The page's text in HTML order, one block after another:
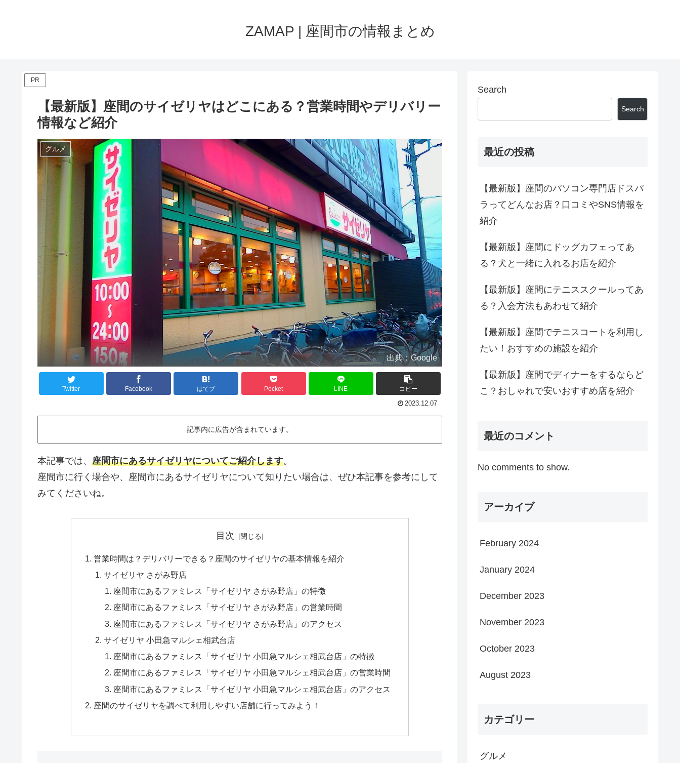
ZAMAP | 座間市の情報まとめ
PR
【最新版】座間のサイゼリヤはどこにある？営業時間やデリバリー
情報など紹介
グルメ
出典：Google
Twitter Facebook はてブ Pocket LINE コピー
2023.12.07
記事内に広告が含まれています。
本記事では、 座間市にあるサイゼリヤについてご紹介します。
座間市に行く場合や、座間市にあるサイゼリヤについて知りたい場合は、ぜひ本記事を参考にして
みてくださいね。
目次
営業時間は？デリバリーできる？座間のサイゼリヤの基本情報を紹介
サイゼリヤ さがみ野店
座間市にあるファミレス「サイゼリヤ さがみ野店」の特徴
座間市にあるファミレス「サイゼリヤ さがみ野店」の営業時間
座間市にあるファミレス「サイゼリヤ さがみ野店」のアクセス
サイゼリヤ 小田急マルシェ相武台店
座間市にあるファミレス「サイゼリヤ 小田急マルシェ相武台店」の特徴
座間市にあるファミレス「サイゼリヤ 小田急マルシェ相武台店」の営業時間
座間市にあるファミレス「サイゼリヤ 小田急マルシェ相武台店」のアクセス
座間のサイゼリヤを調べて利用しやすい店舗に行ってみよう！
Search
Search
最近の投稿
【最新版】座間のパソコン専門店ドスパ
ラってどんなお店？口コミやSNS情報を
紹介
【最新版】座間にドッグカフェってあ
る？犬と一緒に入れるお店を紹介
【最新版】座間にテニススクールってあ
る？入会方法もあわせて紹介
【最新版】座間でテニスコートを利用し
たい！おすすめの施設を紹介
【最新版】座間でディナーをするならど
こ？おしゃれで安いおすすめ店を紹介
最近のコメント
No comments to show.
アーカイブ
February 2024
January 2024
December 2023
November 2023
October 2023
August 2023
カテゴリー
グルメ